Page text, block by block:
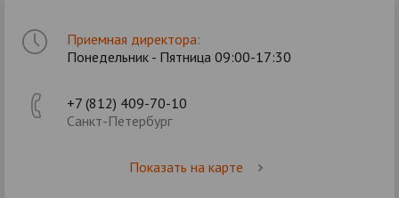
Приемная директора:
Понедельник - Пятница 09:00-17:30
+7 (812) 409-70-10
Санкт-Петербург
Показать на карте